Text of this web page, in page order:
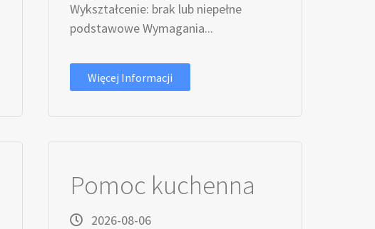
Wykształcenie: brak lub niepełne
podstawowe Wymagania...
Więcej Informacji
Pomoc kuchenna
2026-08-06